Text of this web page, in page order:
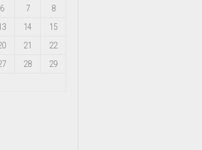
6 7
8
14
15
21
22
28
29